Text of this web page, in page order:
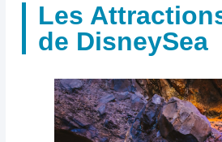
Les
de DisneySea